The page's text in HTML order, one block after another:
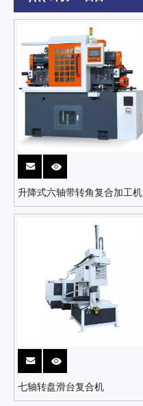
升降式六轴带转角复合加工机
七轴转盘滑台复合机